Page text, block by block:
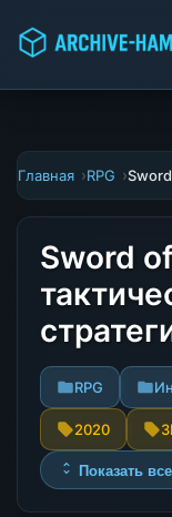
Главная RPG
Sword
RPG
2020
Показать все